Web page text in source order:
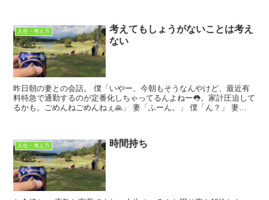
人生・考え方
考えてもしょうがないことは考え
ない
昨日朝の妻との会話。 僕「いやー、今朝もそうなんやけど、最近有
料特急で通勤するのが定番化しちゃってるんよねー👅。家計圧迫して
るかも。ごめんねごめんねぇ🙏」 妻「ふーん。」 僕「ん？」 妻
人生・考え方 時間持ち